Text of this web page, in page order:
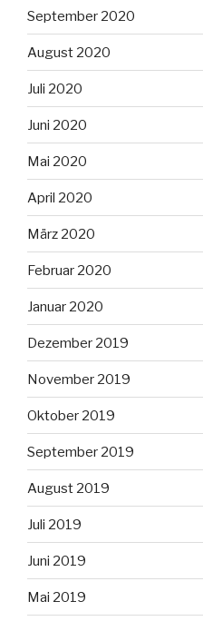
September 2020
August 2020
Juli 2020
Juni 2020
Mai 2020
April 2020
März 2020
Februar 2020
Januar 2020
Dezember 2019
November 2019
Oktober 2019
September 2019
August 2019
Juli 2019
Juni 2019
Mai 2019